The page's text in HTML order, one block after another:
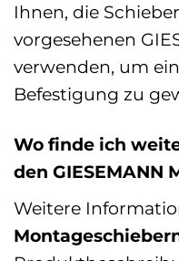
Ihnen, die
vorgesehenen
verwenden, um
Befestigung zu
Wo finde ich
den GIESEMANN
Weitere